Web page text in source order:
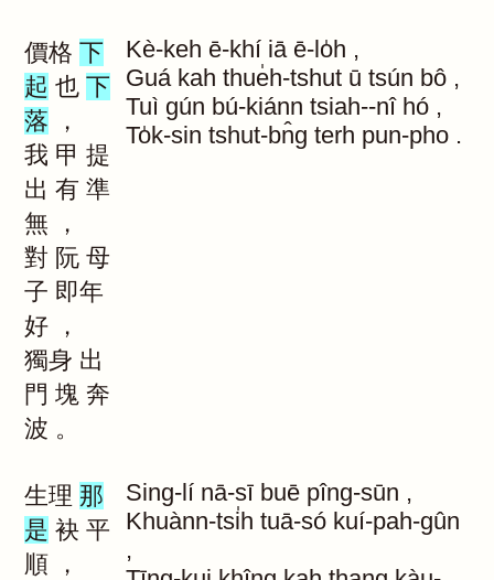
價格 下
起 也 下
落
，
我 甲 提
出 有 準
無
，
對 阮 母
子 即年
好
，
獨身 出
門 塊 奔
波 。
Kè-keh ē-khí iā ē-lo̍h ,
Guá kah thue̍h-tshut ū tsún bô ,
Tuì gún bú-kiánn tsiah--nî hó ,
To̍k-sin tshut-bn̂g terh pun-pho .
生理 那
是 袂 平
順
，
Sing-lí nā-sī buē pîng-sūn ,
Khuànn-tsi̍h tuā-só kuí-pah-gûn
,